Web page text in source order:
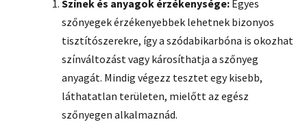
Színek és anyagok érzékenysége: Egyes
szőnyegek érzékenyebbek lehetnek bizonyos
tisztítószerekre, így a szódabikarbóna is okozhat
színváltozást vagy károsíthatja a szőnyeg
anyagát. Mindig végezz tesztet egy kisebb,
láthatatlan területen, mielőtt az egész
szőnyegen alkalmaznád.